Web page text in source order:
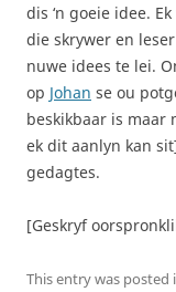
dis ‘n goeie idee.
die skrywer en
nuwe idees te lei.
op Johan se ou
beskikbaar is maar
ek dit aanlyn kan
gedagtes.
[Geskryf
This entry was posted